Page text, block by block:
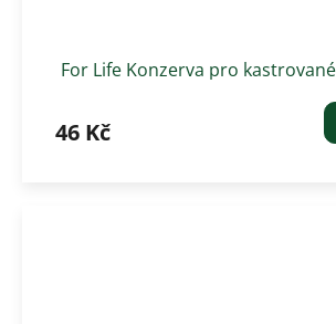
For Life Konzerva pro
46 Kč